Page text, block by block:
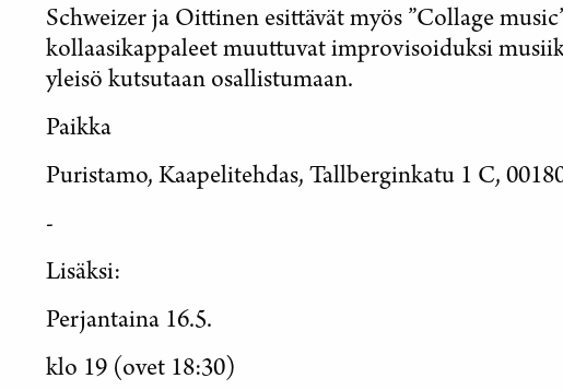
Schweizer ja Oittinen esittävät myös ”Collage
kollaasikappaleet muuttuvat improvisoiduksi
yleisö kutsutaan osallistumaan.
Paikka
Puristamo, Kaapelitehdas, Tallberginkatu 1 C,
-
Lisäksi:
Perjantaina 16.5.
klo 19 (ovet 18:30)